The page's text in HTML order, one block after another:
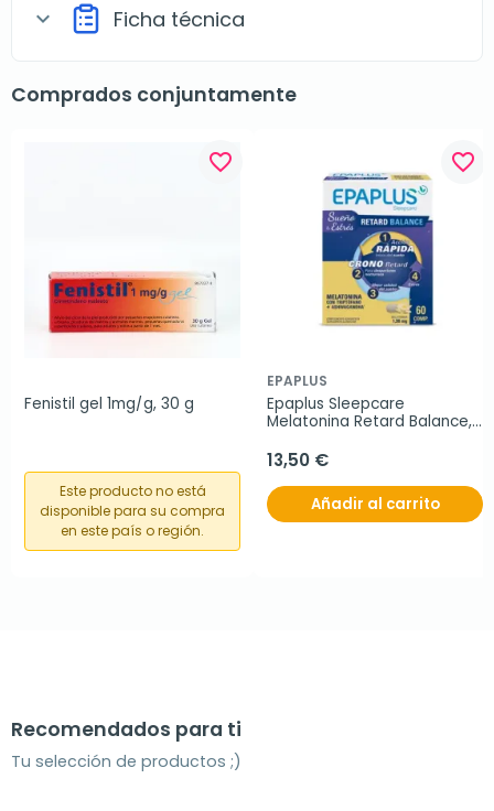
expand_more Ficha técnica
Comprados conjuntamente
favorite_border
Fenistil gel 1mg/g, 30 g
Este producto no está
disponible para su compra
en este país o región.
favorite_border
EPAPLUS
Epaplus Sleepcare
Melatonina Retard Balance,
13,50 €
Añadir al carrito
Recomendados para ti
Tu selección de productos ;)